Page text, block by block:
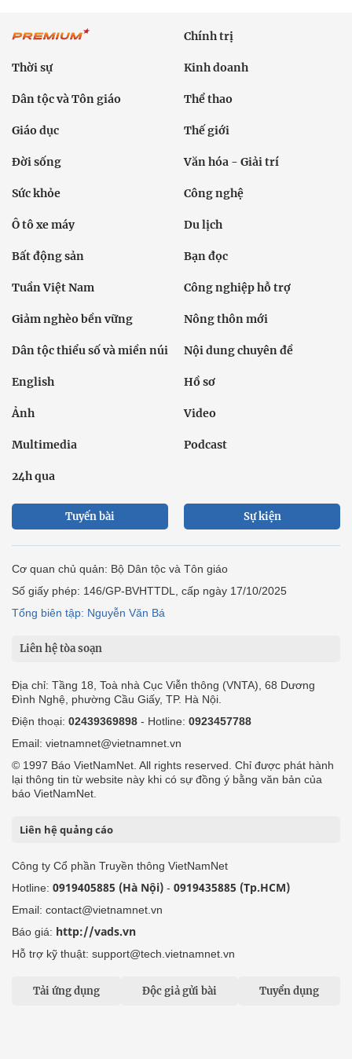
Chính trị
Thời sự Kinh doanh
Dân tộc và Tôn giáo Thể thao
Giáo dục Thế giới
Đời sống Văn hóa - Giải trí
Sức khỏe Công nghệ
Ô tô xe máy Du lịch
Bất động sản Bạn đọc
Tuần Việt Nam Công nghiệp hỗ trợ
Giảm nghèo bền vững Nông thôn mới
Dân tộc thiểu số và miền núi Nội dung chuyên đề
English Hồ sơ
Ảnh Video
Multimedia Podcast
24h qua
Tuyến bài Sự kiện
Cơ quan chủ quản: Bộ Dân tộc và Tôn giáo
Số giấy phép: 146/GP-BVHTTDL, cấp ngày 17/10/2025
Tổng biên tập: Nguyễn Văn Bá
Liên hệ tòa soạn
Địa chỉ: Tầng 18, Toà nhà Cục Viễn thông (VNTA), 68 Dương
Đình Nghệ, phường Cầu Giấy, TP. Hà Nội.
Điện thoại: 02439369898 - Hotline: 0923457788
Email: vietnamnet@vietnamnet.vn
© 1997 Báo VietNamNet. All rights reserved. Chỉ được phát hành
lại thông tin từ website này khi có sự đồng ý bằng văn bản của
báo VietNamNet.
Liên hệ quảng cáo
Công ty Cổ phần Truyền thông VietNamNet
Hotline: 0919405885 (Hà Nội) - 0919435885 (Tp.HCM)
Email: contact@vietnamnet.vn
Báo giá: http://vads.vn
Hỗ trợ kỹ thuật: support@tech.vietnamnet.vn
Tải ứng dụng Độc giả gửi bài Tuyển dụng